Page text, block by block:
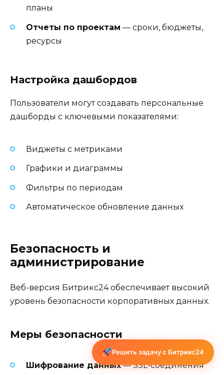
планы
Отчеты по проектам — сроки, бюджеты,
ресурсы
Настройка дашбордов
Пользователи могут создавать персональные
дашборды с ключевыми показателями:
Виджеты с метриками
Графики и диаграммы
Фильтры по периодам
Автоматическое обновление данных
Безопасность и
администрирование
Веб-версия Битрикс24 обеспечивает высокий
уровень безопасности корпоративных данных.
Меры безопасности
Шифрование данных— SSL-соединения
Решить задачу с Битрикс24